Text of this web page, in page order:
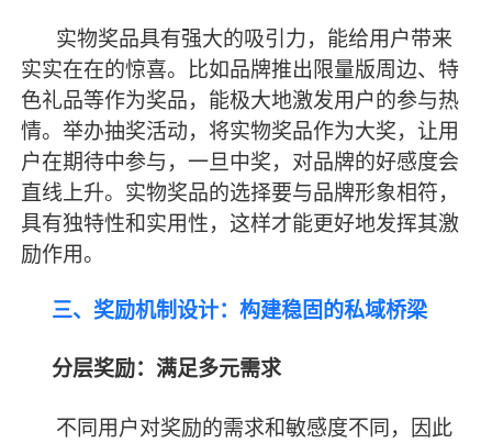
实物奖品具有强大的吸引力，能给用户带来
实实在在的惊喜。比如品牌推出限量版周边、特
色礼品等作为奖品，能极大地激发用户的参与热
情。举办抽奖活动，将实物奖品作为大奖，让用
户在期待中参与，一旦中奖，对品牌的好感度会
直线上升。实物奖品的选择要与品牌形象相符，
具有独特性和实用性，这样才能更好地发挥其激
励作用。
三、奖励机制设计：构建稳固的私域桥梁
分层奖励：满足多元需求
不同用户对奖励的需求和敏感度不同，因此